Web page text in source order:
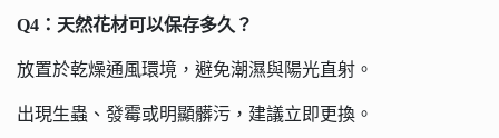
Q4：天然花材可以保存多久？
放置於乾燥通風環境，避免潮濕與陽光直射。
出現生蟲、發霉或明顯髒污，建議立即更換。